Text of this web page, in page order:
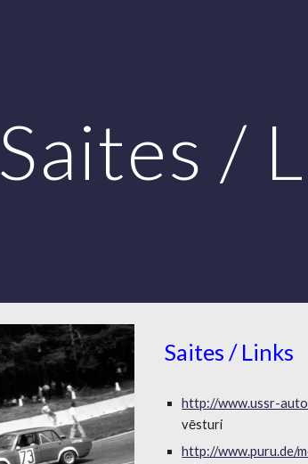
Saites /
Saites / Links
http://www.ussr-
vēsturi
http://www.puru.de/